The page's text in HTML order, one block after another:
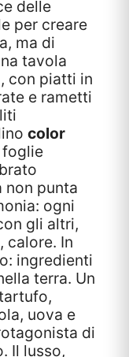
delle
per creare
ma di
tavola
con piatti in
e rametti
color
foglie
non punta
ogni
gli altri,
calore. In
ingredienti
terra. Un
uova e
di
Il lusso,